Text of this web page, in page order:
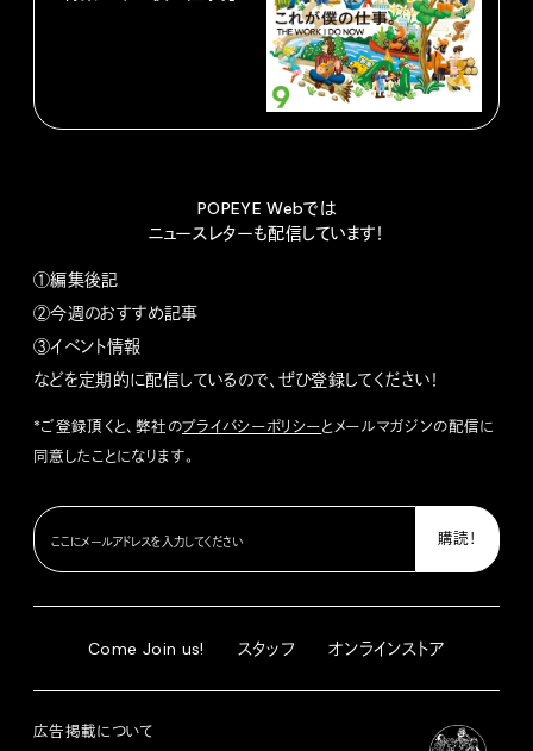
POPEYE Webでは
ニュースレターも配信しています！
①編集後記
②今週のおすすめ記事
③イベント情報
などを定期的に配信しているので、ぜひ登録してください！
*ご登録頂くと、弊社のプライバシーポリシーとメールマガジンの配信に
同意したことになります。
Come Join us! スタッフ オンラインストア
広告掲載について